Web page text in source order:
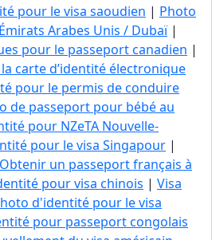
pour le visa saoudien | Photo
Arabes Unis / Dubaï|
pour le passeport canadien |
carte d’identité électronique
pour le permis de conduire
de passeport pour bébé au
pour NZeTA Nouvelle-
pour le visa Singapour |
Obtenir un passeport français à
pour visa chinois | Visa
d'identité pour le visa
pour passeport congolais